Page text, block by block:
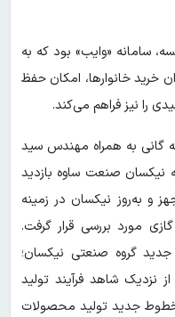
سامانه «وایب» بود که به
خرید خانوارها، امکان حفظ
را نیز فراهم می‌کند.
گانی به همراه مهندس سید
نیکسان صنعت ساوه بازدید
و به‌روز نیکسان در زمینه
مورد بررسی قرار گرفت.
جدید گروه صنعتی نیکسان؛
نزدیک شاهد فرآیند تولید
جدید تولید محصولات